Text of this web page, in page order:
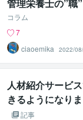
管理栄養士の”職
コラム
7
ciaoemika
2022/
人材紹介サービ
きるようになり
記事